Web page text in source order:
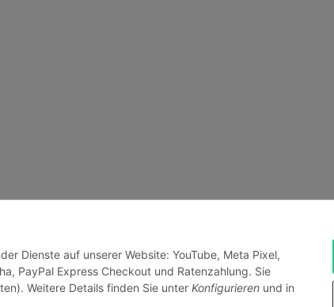
Dienste auf unserer Website: YouTube, Meta Pixel,
PayPal Express Checkout und Ratenzahlung. Sie
Weitere Details finden Sie unter Konfigurieren und in